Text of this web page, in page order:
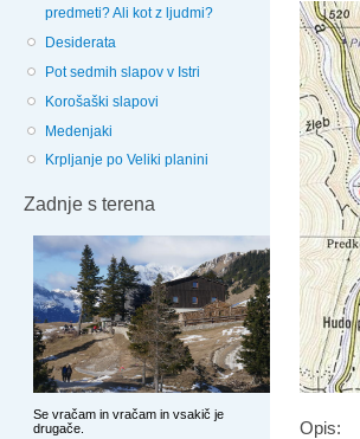
predmeti? Ali kot z ljudmi?
Desiderata
Pot sedmih slapov v Istri
Korošaški slapovi
Medenjaki
Krpljanje po Veliki planini
Zadnje s terena
Opis: